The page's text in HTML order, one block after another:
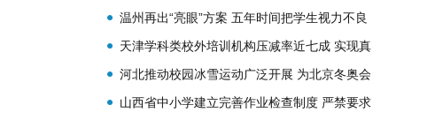
能发展
温州再出“亮眼”方案 五年时间把学生视力不良
矫正率达到80%以上
天津学科类校外培训机构压减率近七成 实现真
压减、实压减
河北推动校园冰雪运动广泛开展 为北京冬奥会
的举办营造浓厚氛围
山西省中小学建立完善作业检查制度 严禁要求